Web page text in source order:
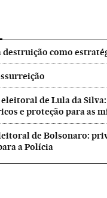
destruição como
de Lula da
e proteção para as
de Bolsonaro:
a Polícia